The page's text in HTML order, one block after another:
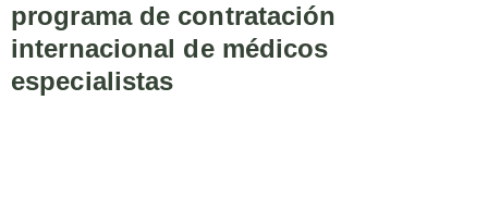
programa de contratación
internacional de médicos
especialistas